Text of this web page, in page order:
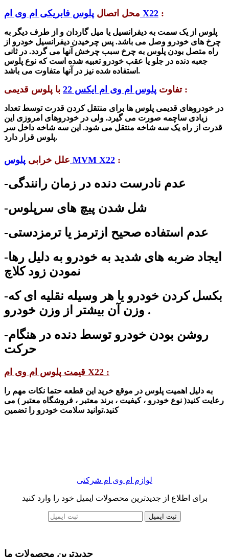
محل اتصال پلوس فابریکی ام وی ام X22 :
پلوس از یک سمت به دیفرانسیل یا میل گاردان و از طرف دیگر به
چرخ های خودرو وصل می باشد. پس چرخیدن دیفرانسیل خودرو از
راه متصل بودن پلوس به چرخ سبب چرخش آنها می گردد. در ثانی
جعبه دنده در جلو یا عقب خودرو تعبیه شده است که نوع پلوس
استفاده شده نیز در آنها متفاوت می باشد .
تفاوت پلوس ام وی ام ایکس 22 با پلوس قدیمی :
در خودروهای قدیمی پلوس ها برای منتقل کردن قدرت توسط تعداد
زیادی ساچمه صورت می گیرد. ولی در خودروهای امروزی این
قدرت از راه یک سه شاخه منتقل می شود. این سه شاخه داخل سر
پلوس قرار دارد.
علل خرابی پلوس MVM X22 :
-عدم نادرست دنده در زمان رانندگی
-شل شدن پیچ های سرپلوس
-عدم استفاده صحیح ازترمز یا ترمزدستی
-ایجاد ضربه های شدید به خودرو به دلیل رها
نمودن زود کلاچ
-بکسل کردن خودرو یا هر وسیله نقلیه ای که
وزن آن بیشتر از وزن خودرو .
-روشن بودن خودرو توسط دنده در هنگام
حرکت
قیمت پلوس ام وی ام X22 :
به دلیل اهمیت پلوس در موقع خرید این قطعه حتما نکات مهم را
رعایت کنید( نوع خودرو ، کیفیت ، برند معتبر ، فروشگاه معتبر ) می
توانید سلامت خودرو راتضمین کنید.
لوازم ام وی ام شرکتی
برای اطلاع از جدیدترین محصولات ایمیل خود را وارد کنید
ثبت ایمیل
جدیدترین محصولات ما